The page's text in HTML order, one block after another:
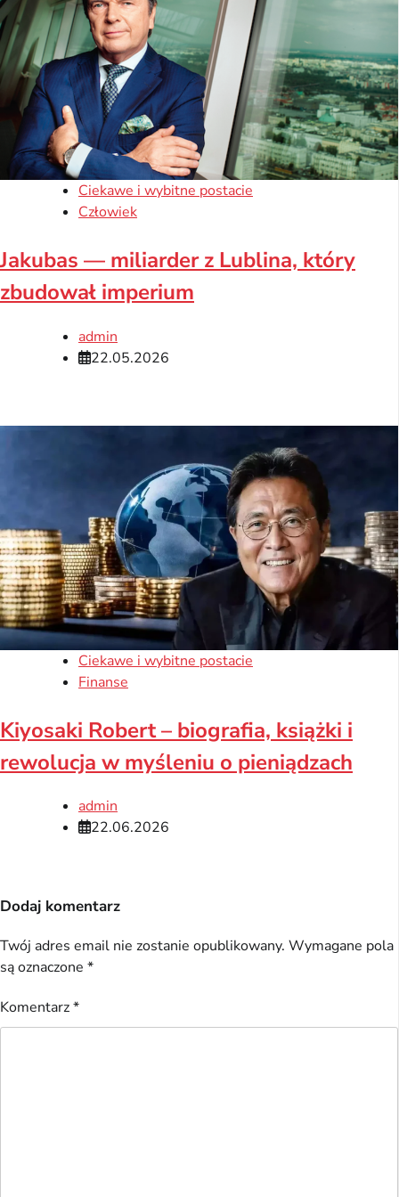
Ciekawe i wybitne postacie
Człowiek
Jakubas — miliarder z Lublina, który
zbudował imperium
admin
22.05.2026
Ciekawe i wybitne postacie
Finanse
Kiyosaki Robert – biografia, książki i
rewolucja w myśleniu o pieniądzach
admin
22.06.2026
Dodaj komentarz
Twój adres email nie zostanie opublikowany. Wymagane pola
są oznaczone *
Komentarz*